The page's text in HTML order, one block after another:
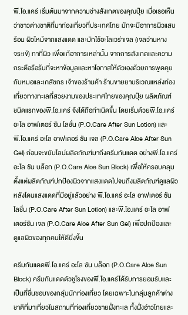
พี.โอ.แคร์ เริ่มต้นมาจากความช่างสังเกตของคุณปุ๋ย เมื่อเธอเห็น
ว่าชาวต่างชาติที่มาท่องเที่ยวที่ประเทศไทย มักจะมีอาการผิวแสบ
ร้อน ผิวไหม้จากแสงแดด และมักใช้อะโลเวร่าเจล (เจลว่านหาง
จระเข้) ทาที่ผิว เพื่อแก้อาการเหล่านั้น จากการสังเกตและความ
กระตือรือร้นที่จะหาข้อมูลและหาโอกาสให้ตัวเองด้วยการพูดคุย
กับหมอและเภสัชกร เจ้าของร้านค้า ร้านขายยาบริเวณแหล่งท่อง
เที่ยวทางทะเลที่สวยงามของประเทศไทยของคุณปุ๋ย ผลิตภัณฑ์
ชนิดแรกของพี.โอ.แคร์ จึงได้ถือกำเนิดขึ้น โดยเริ่มด้วยพี.โอ.แคร์
อะโล อาฟเตอร์ ซัน โลชั่น (P.O.Care After Sun Lotion) และ
พี.โอ.แคร์ อะโล อาฟเตอร์ ซัน เจล (P.O.Care Aloe After Sun
Gel) ก่อนจะขยับไลน์ผลิตภัณฑ์มาถึงครีมกันแดด อย่างพี.โอ.แคร์
อะโล ซัน บล็อก (P.O.Care Aloe Sun Block) เพื่อให้ครอบคลุม
ตั้งแต่ผลิตภัณฑ์ปกป้องผิวจากแสงแดดไปจนถึงผลิตภัณฑ์ดูแลผิว
หลังโดนแสงแดดที่มีอยู่แล้วอย่าง พี.โอ.แคร์ อะโล อาฟเตอร์ ซัน
โลชั่น (P.O.Care After Sun Lotion) และพี.โอ.แคร์ อะโล อาฟ
เตอร์ซัน เจล (P.O.Care Aloe After Sun Gel) เพื่อปกป้องและ
ดูแลผิวของทุกคนให้ดียิ่งขึ้น
ครีมกันแดดพี.โอ.แคร์ อะโล ซัน บล็อก (P.O.Care Aloe Sun
Block) ครีมกันแดดตัวชูโรงของพี.โอ.แคร์ได้รับการยอมรับและ
เป็นที่ชื่นชอบของกลุ่มนักท่องเที่ยว โดยเฉพาะในกลุ่มลูกค้าต่าง
ชาติที่มาเที่ยวในสถานที่ท่องเที่ยวชายฝั่งทะเล ทั้งฝั่งอ่าวไทยและ